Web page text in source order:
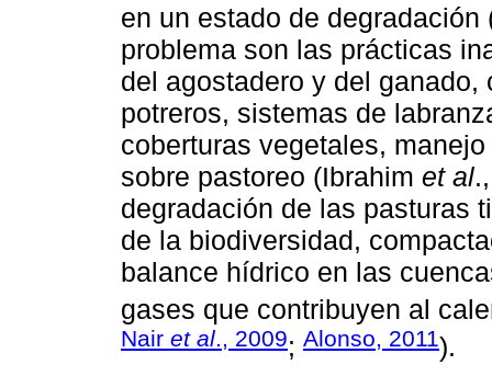
en un estado de degradación
problema son las prácticas
del agostadero y del
potreros, sistemas de
coberturas vegetales,
sobre pastoreo (Ibrahim et al
degradación de las pasturas
de la biodiversidad,
balance hídrico en las
gases que contribuyen al
Nair et al., 2009; Alonso, 2011).